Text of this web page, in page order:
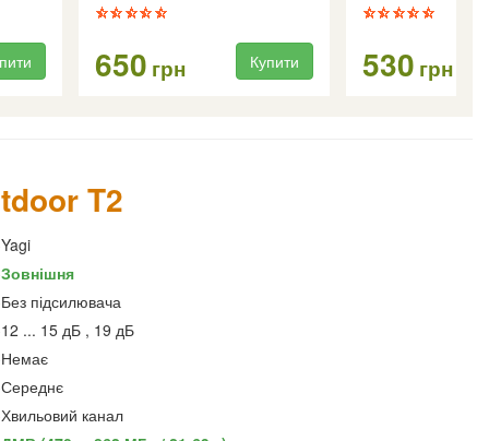
650 грн Купити 530 грн
T2
Yagi
Зовнішня
Без підсилювача
12 ... 15 дБ , 19 дБ
Немає
Середнє
Хвильовий канал